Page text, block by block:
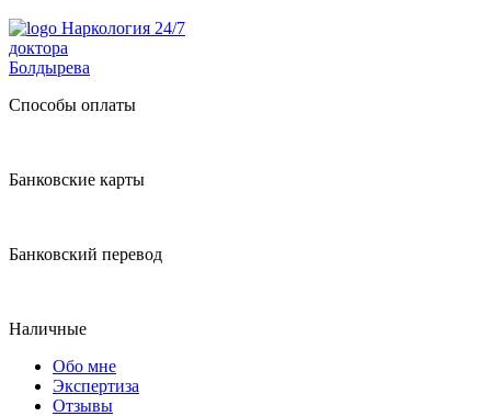
Наркология 24/7
доктора
Болдырева
Способы оплаты
Банковские карты
Банковский перевод
Наличные
Обо мне
Экспертиза
Отзывы